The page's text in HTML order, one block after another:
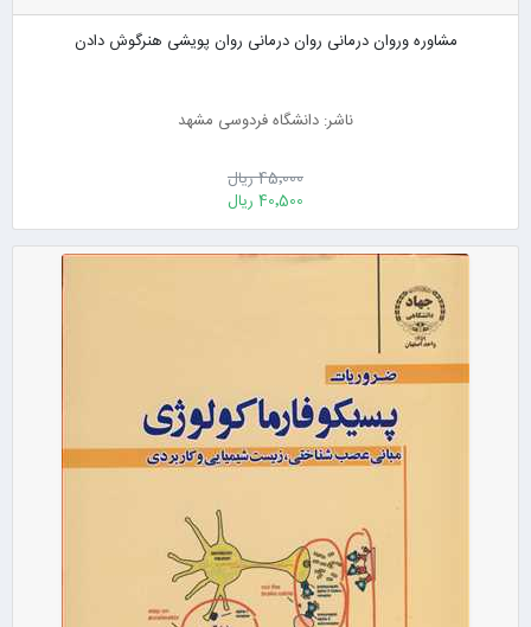
مشاوره وروان درمانی روان درمانی روان پویشی هنرگوش دادن
ناشر: دانشگاه فردوسی مشهد
45٬000 ریال
40٬500 ریال